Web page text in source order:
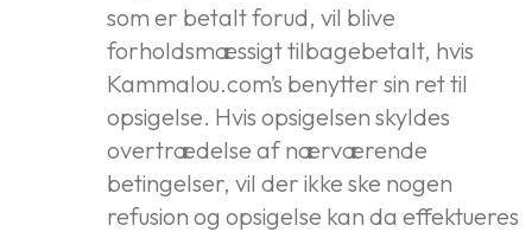
som er betalt forud, vil blive
forholdsmæssigt tilbagebetalt, hvis
Kammalou.com’s benytter sin ret til
opsigelse. Hvis opsigelsen skyldes
overtrædelse af nærværende
betingelser, vil der ikke ske nogen
refusion og opsigelse kan da effektueres